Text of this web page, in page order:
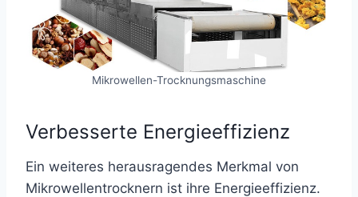
Mikrowellen-Trocknungsmaschine
Verbesserte Energieeffizienz
Ein weiteres herausragendes Merkmal von
Mikrowellentrocknern ist ihre Energieeffizienz.